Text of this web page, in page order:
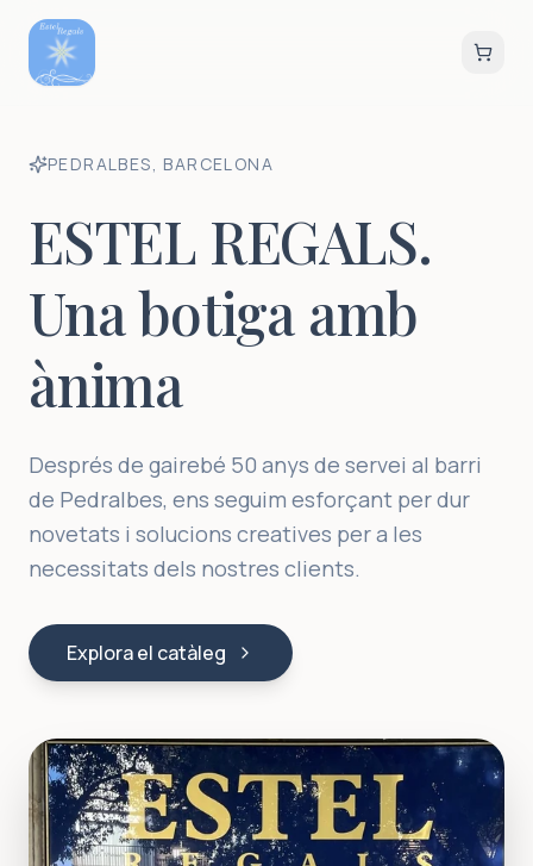
PEDRALBES, BARCELONA
ESTEL REGALS.
Una botiga amb
ànima
Després de gairebé 50 anys de servei al barri
de Pedralbes, ens seguim esforçant per dur
novetats i solucions creatives per a les
necessitats dels nostres clients.
Explora el catàleg